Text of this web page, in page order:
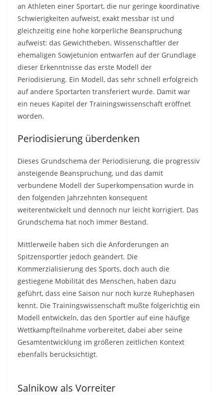
an Athleten einer Sportart, die nur geringe koordinative
Schwierigkeiten aufweist, exakt messbar ist und
gleichzeitig eine hohe körperliche Beanspruchung
aufweist: das Gewichtheben. Wissenschaftler der
ehemaligen Sowjetunion entwarfen auf der Grundlage
dieser Erkenntnisse das erste Modell der
Periodisierung. Ein Modell, das sehr schnell erfolgreich
auf andere Sportarten transferiert wurde. Damit war
ein neues Kapitel der Trainingswissenschaft eröffnet
worden.
Periodisierung überdenken
Dieses Grundschema der Periodisierung, die progressiv
ansteigende Beanspruchung, und das damit
verbundene Modell der Superkompensation wurde in
den folgenden Jahrzehnten konsequent
weiterentwickelt und dennoch nur leicht korrigiert. Das
Grundschema hat noch immer Bestand.
Mittlerweile haben sich die Anforderungen an
Spitzensportler jedoch geändert. Die
Kommerzialisierung des Sports, doch auch die
gestiegene Mobilität des Menschen, haben dazu
geführt, dass eine Saison nur noch kurze Ruhephasen
kennt. Die Trainingswissenschaft mußte folgerichtig ein
Modell entwickeln, das den Sportler auf eine häufige
Wettkampfteilnahme vorbereitet, dabei aber seine
Gesamtentwicklung im größeren zeitlichen Kontext
ebenfalls berücksichtigt.
Salnikow als Vorreiter